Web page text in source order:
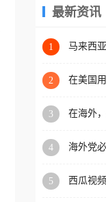
最新资讯
1
马来西
2
在美国
3
在海外
4
海外党
5 西瓜视